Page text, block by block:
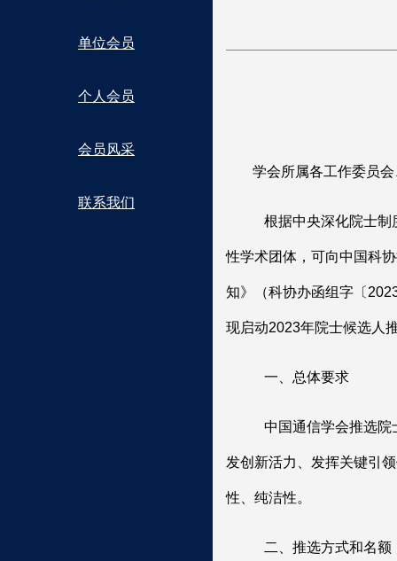
单位会员
个人会员
会员风采
联系我们
学会所属各工作委员
根据中央深化院士制
性学术团体，可向中国科
知》（科协办函组字〔
现启动2023年院士候选人
一、总体要求
中国通信学会推选院
发创新活力、发挥关键引
性、纯洁性。
二、推选方式和名额